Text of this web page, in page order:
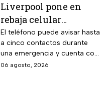
2026.
Liverpool pone en
rebaja celular
CellAllure Bienestar
para adultos mayores
con botón SOS y hasta
6 MSI
El teléfono puede avisar hasta
a cinco contactos durante
una emergencia y cuenta con
envío gratis a domicilio
06 agosto, 2026